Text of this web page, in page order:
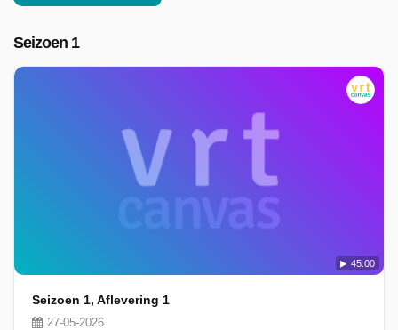
Seizoen 1
45:00
Seizoen 1, Aflevering 1
27-05-2026